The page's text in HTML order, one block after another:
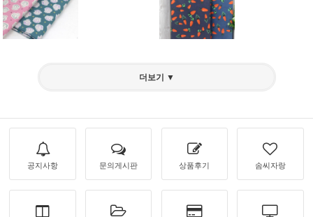
더보기 ▼
공지사항 문의게시판 상품후기 솜씨자랑